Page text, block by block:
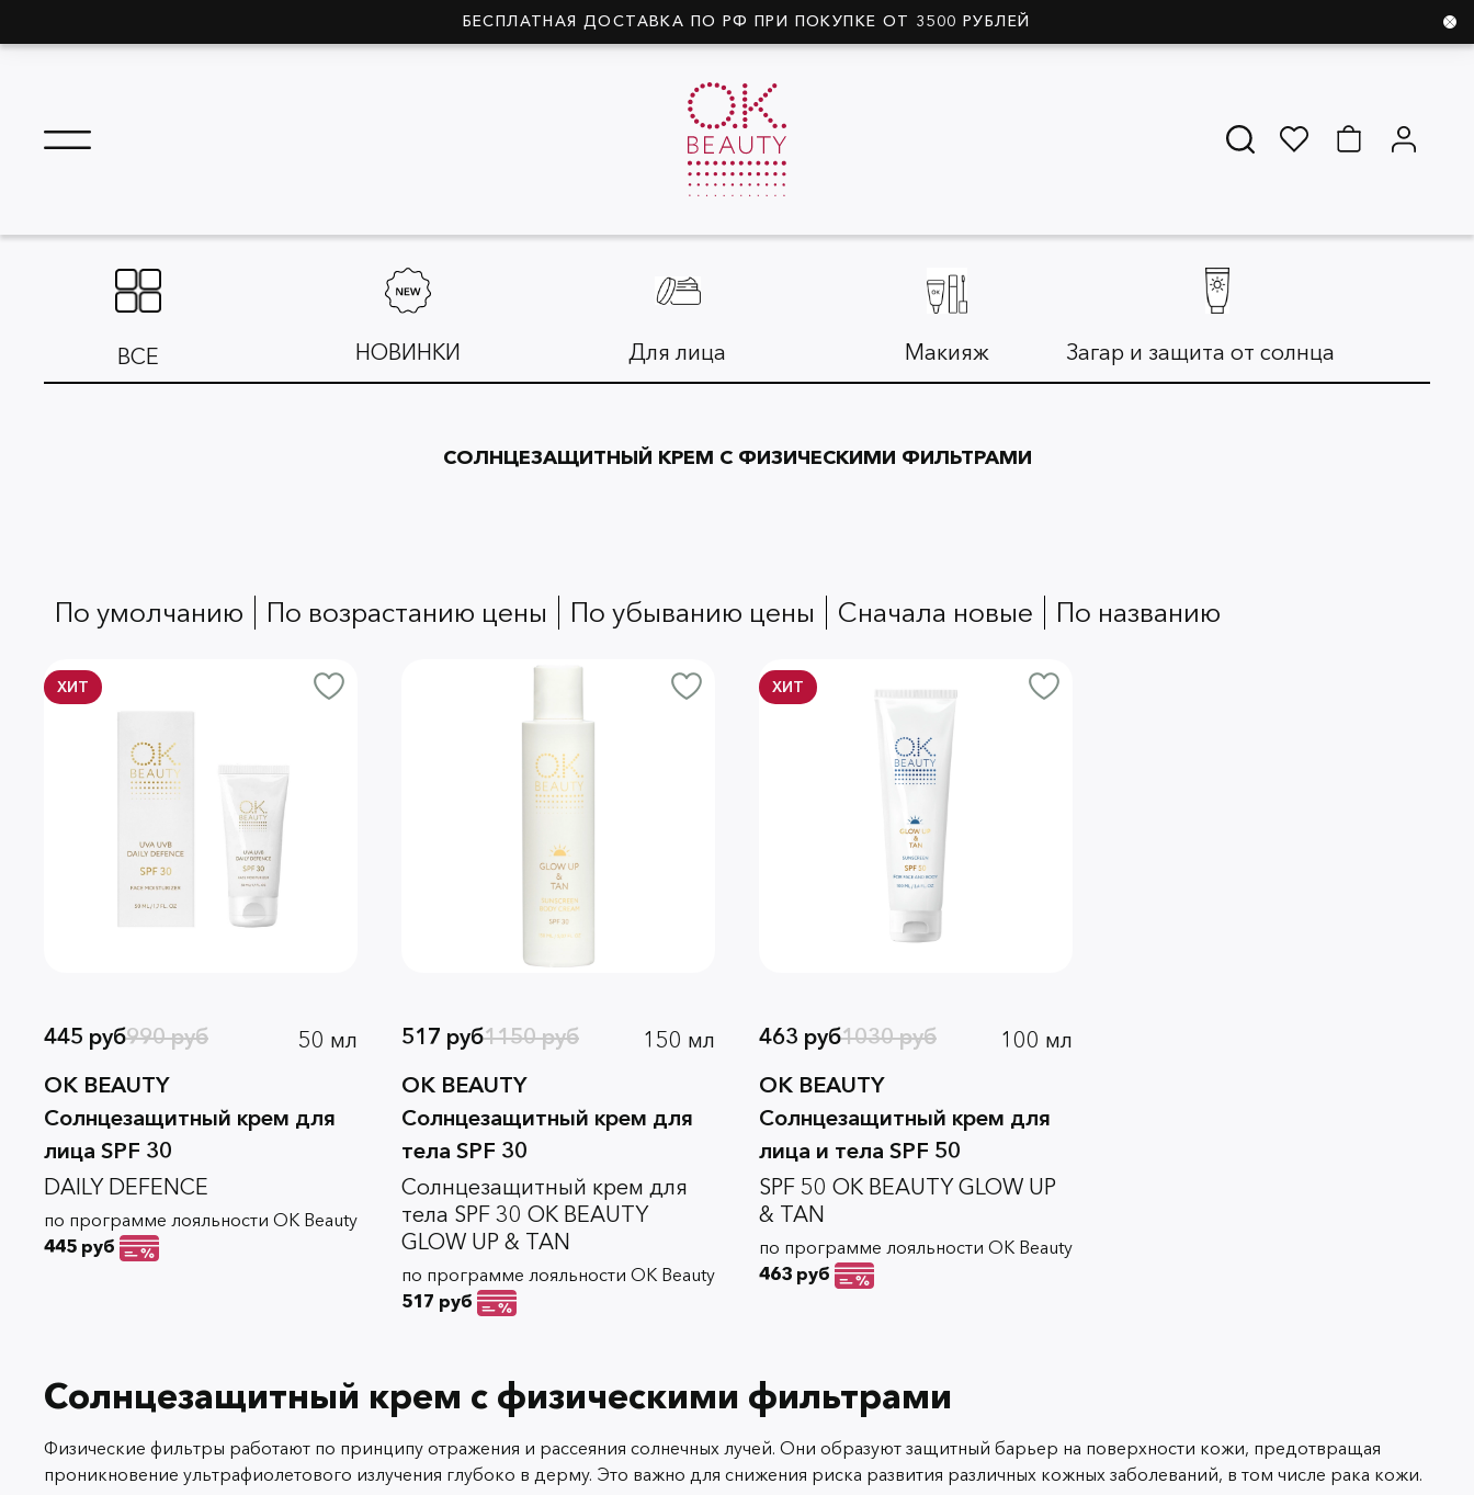
БЕСПЛАТНАЯ ДОСТАВКА ПО РФ ПРИ ПОКУПКЕ ОТ 3500 РУБЛЕЙ
ВСЕ НОВИНКИ Для лица Макияж Загар и защита от солнца
СОЛНЦЕЗАЩИТНЫЙ КРЕМ С ФИЗИЧЕСКИМИ ФИЛЬТРАМИ
по умолчанию по возрастанию цены по убыванию цены сначала новые по названию
ХИТ
990 руб
445 руб
50 мл
OK BEAUTY
Солнцезащитный крем для
лица SPF 30
DAILY DEFENCE
по программе лояльности OK Beauty
445 руб
1150 руб
517 руб
150 мл
OK BEAUTY
Солнцезащитный крем для
тела SPF 30
Солнцезащитный крем для
тела SPF 30 OK BEAUTY
GLOW UP & TAN
по программе лояльности OK Beauty
517 руб
ХИТ
1030 руб
463 руб
100 мл
OK BEAUTY
Солнцезащитный крем для
лица и тела SPF 50
SPF 50 OK BEAUTY GLOW UP
& TAN
по программе лояльности OK Beauty
463 руб
Солнцезащитный крем с физическими фильтрами
Физические фильтры работают по принципу отражения и рассеяния солнечных лучей. Они образуют защитный барьер на поверхности кожи, предотвращая
проникновение ультрафиолетового излучения глубоко в дерму. Это важно для снижения риска развития различных кожных заболеваний, в том числе рака кожи.